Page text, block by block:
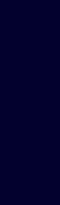
is in doe
name